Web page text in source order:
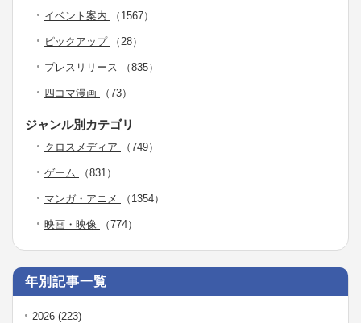
イベント案内 （1567）
ピックアップ （28）
プレスリリース （835）
四コマ漫画 （73）
ジャンル別カテゴリ
クロスメディア （749）
ゲーム （831）
マンガ・アニメ （1354）
映画・映像 （774）
年別記事一覧
2026 (223)